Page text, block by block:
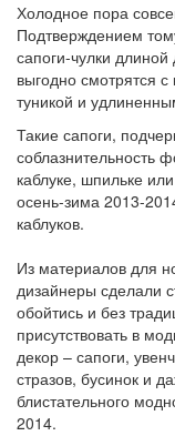
Холодное пора
Подтверждением
сапоги-чулки
выгодно смотрятся
туникой и
Такие сапоги,
соблазнительность
каблуке, шпильке
осень-зима 2013-
каблуков.
Из материалов для
дизайнеры сделали
обойтись и без
присутствовать в
декор – сапоги,
стразов, бусинок и
блистательного
2014.